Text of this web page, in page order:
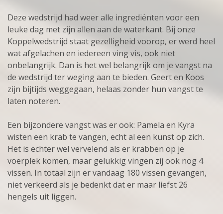
Deze wedstrijd had weer alle ingrediënten voor een
leuke dag met zijn allen aan de waterkant. Bij onze
Koppelwedstrijd staat gezelligheid voorop, er werd heel
wat afgelachen en iedereen ving vis, ook niet
onbelangrijk. Dan is het wel belangrijk om je vangst na
de wedstrijd ter weging aan te bieden. Geert en Koos
zijn bijtijds weggegaan, helaas zonder hun vangst te
laten noteren.
Een bijzondere vangst was er ook: Pamela en Kyra
wisten een krab te vangen, echt al een kunst op zich.
Het is echter wel vervelend als er krabben op je
voerplek komen, maar gelukkig vingen zij ook nog 4
vissen. In totaal zijn er vandaag 180 vissen gevangen,
niet verkeerd als je bedenkt dat er maar liefst 26
hengels uit liggen.